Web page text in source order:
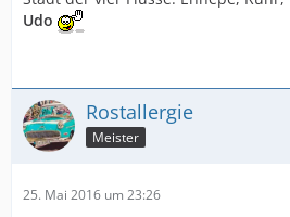
Udo
Rostallergie
Meister
25. Mai 2016 um 23:26